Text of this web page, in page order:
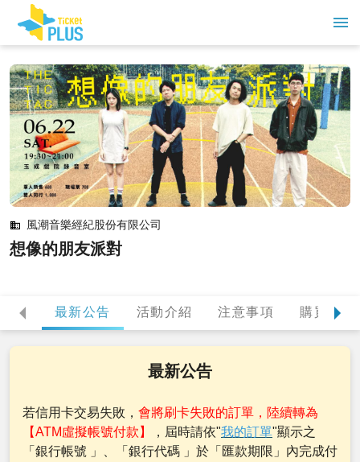
風潮音樂經紀股份有限公司
想像的朋友派對
最新公告 活動介紹 注意事項 購買提醒
最新公告
若信用卡交易失敗， 會將刷卡失敗的訂單，陸續轉為
【ATM虛擬帳號付款】
，屆時請依"我的訂單"顯示之
「銀行帳號 」、「銀行代碼 」於「匯款期限」內完成付